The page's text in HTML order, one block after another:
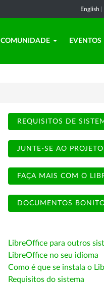
English
COMUNIDADE EVENTOS
REQUISITOS DE
JUNTE-SE AO
FAÇA MAIS COM O
DOCUMENTOS
LibreOffice para outros
LibreOffice no seu idioma
Como é que se instala o
Requisitos do sistema